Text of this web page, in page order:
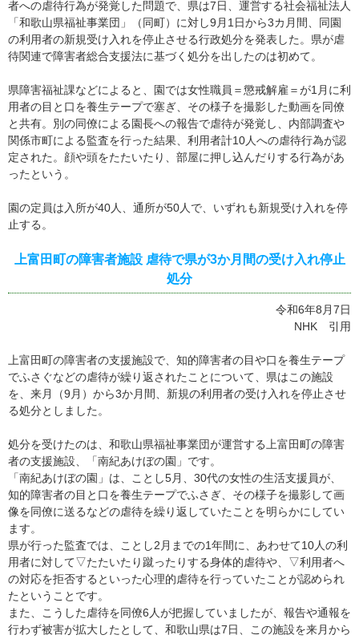
者への虐待行為が発覚した問題で、県は7日、運営する社会福祉法人
「和歌山県福祉事業団」（同町）に対し9月1日から3カ月間、同園
の利用者の新規受け入れを停止させる行政処分を発表した。県が虐
待関連で障害者総合支援法に基づく処分を出したのは初めて。
県障害福祉課などによると、園では女性職員＝懲戒解雇＝が1月に利
用者の目と口を養生テープで塞ぎ、その様子を撮影した動画を同僚
と共有。別の同僚による園長への報告で虐待が発覚し、内部調査や
関係市町による監査を行った結果、利用者計10人への虐待行為が認
定された。顔や頭をたたいたり、部屋に押し込んだりする行為があ
ったという。
園の定員は入所が40人、通所が50人で、いずれも新規受け入れを停
止する。
上富田町の障害者施設 虐待で県が3か月間の受け入れ停止
処分
令和6年8月7日
NHK 引用
上富田町の障害者の支援施設で、知的障害者の目や口を養生テープ
でふさぐなどの虐待が繰り返されたことについて、県はこの施設
を、来月（9月）から3か月間、新規の利用者の受け入れを停止させ
る処分としました。
処分を受けたのは、和歌山県福祉事業団が運営する上富田町の障害
者の支援施設、「南紀あけぼの園」です。
「南紀あけぼの園」は、ことし5月、30代の女性の生活支援員が、
知的障害者の目と口を養生テープでふさぎ、その様子を撮影して画
像を同僚に送るなどの虐待を繰り返していたことを明らかにしてい
ます。
県が行った監査では、ことし2月までの1年間に、あわせて10人の利
用者に対して▽たたいたり蹴ったりする身体的虐待や、▽利用者へ
の対応を拒否するといった心理的虐待を行っていたことが認められ
たということです。
また、こうした虐待を同僚6人が把握していましたが、報告や通報を
行わず被害が拡大したとして、和歌山県は7日、この施設を来月から